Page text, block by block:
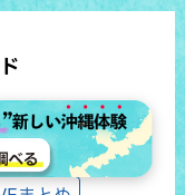
ルデンキングス